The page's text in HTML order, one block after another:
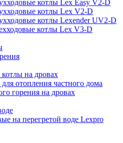
котлы Lex Easy V2-D
котлы Lex V2-D
котлы Lexender UV2-D
котлы Lex V3-D
на дровах
отопления частного дома
горения на дровах
на перегретой воде Lexpro